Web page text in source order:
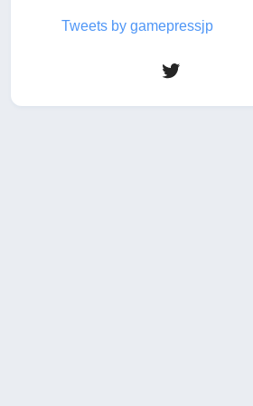
Tweets by gamepressjp